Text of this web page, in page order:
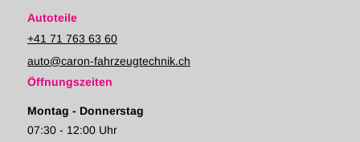
Autoteile
+41 71 763 63 60
auto@caron-fahrzeugtechnik.ch
Öffnungszeiten
Montag - Donnerstag
07:30 - 12:00 Uhr